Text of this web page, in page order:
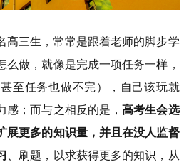
高三生，常常是跟着老师的脚步学
么做，就像是完成一项任务一样，
至任务也做不完），自己该玩就
感；而与之相反的是，高考生会选
展更多的知识量，并且在没人监督
、刷题，以求获得更多的知识，从